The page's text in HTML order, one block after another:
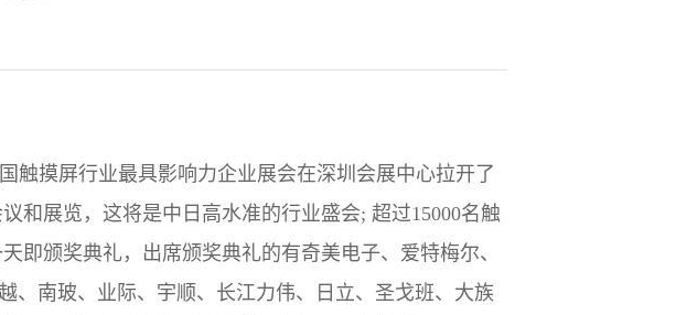
触摸屏行业最具影响力企业展会在深圳会展中心拉开了
和展览，这将是中日高水准的行业盛会; 超过15000名触
即颁奖典礼，出席颁奖典礼的有奇美电子、爱特梅尔、
、南玻、业际、宇顺、长江力伟、日立、圣戈班、大族